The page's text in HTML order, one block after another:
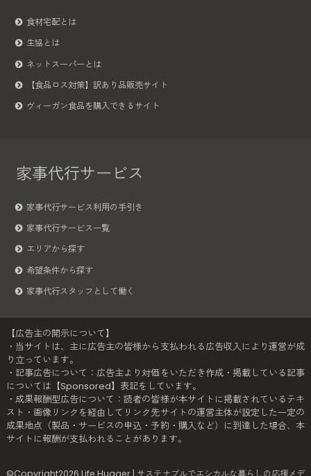
食材宅配とは
生協とは
ネットスーパーとは
【食品ロス対策】訳あり品販売サイト
ヴィーガン食品を購入できるサイト
家事代行サービス
家事代行サービス利用の手引き
家事代行サービス一覧
エリアから探す
希望条件から探す
家事代行スタッフとして働く
【広告主の開示について】
・当サイトは、主に広告主の皆様から支払われる広告収入により運営が成
り立っています。
・記事広告について：広告主より対価をいただき作成・掲載している記事
については【Sponsored】表記をしています。
・成果報酬型広告について：読者の皆様が本サイトに掲載されているテキ
スト・画像リンクを経由してリンク先サイトの運営主体が設定した一定の
成果地点（製品・サービスの申込・予約・購入など）に到達した場合、本
サイトに報酬が支払われることがあります。
©Copyright2026Life Hugger | サステナブルでエシカルな暮らしの応援メデ